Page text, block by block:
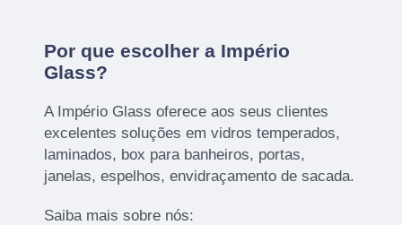
Por que escolher a Império
Glass?
A Império Glass oferece aos seus clientes
excelentes soluções em vidros temperados,
laminados, box para banheiros, portas,
janelas, espelhos, envidraçamento de sacada.
Saiba mais sobre nós: